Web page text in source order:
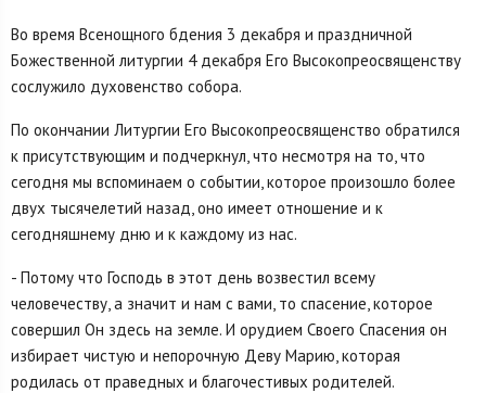
Во время Всенощного бдения 3 декабря и праздничной
Божественной литургии 4 декабря Его Высокопреосвященству
сослужило духовенство собора.
По окончании Литургии Его Высокопреосвященство обратился
к присутствующим и подчеркнул, что несмотря на то, что
сегодня мы вспоминаем о событии, которое произошло более
двух тысячелетий назад, оно имеет отношение и к
сегодняшнему дню и к каждому из нас.
- Потому что Господь в этот день возвестил всему
человечеству, а значит и нам с вами, то спасение, которое
совершил Он здесь на земле. И орудием Своего Спасения он
избирает чистую и непорочную Деву Марию, которая
родилась от праведных и благочестивых родителей.